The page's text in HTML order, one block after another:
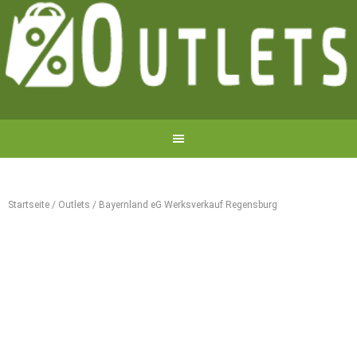
Startseite / Outlets / Bayernland eG Werksverkauf Regensburg